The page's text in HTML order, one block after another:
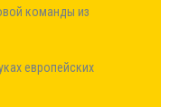
команды из
европейских